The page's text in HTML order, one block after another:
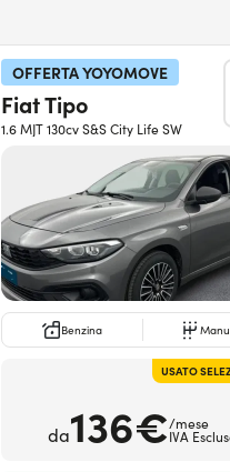
OFFERTA YOYOMOVE
Fiat Tipo
1.6 MJT 130cv S&S City Life SW
Benzina
USATO
da136€/mese
IVA